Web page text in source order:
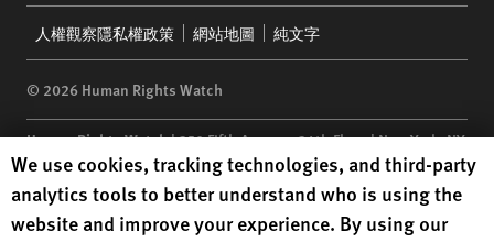
menu
人權觀察隱私權政策 網站地圖 純文字
© 2026 Human Rights Watch
Human Rights Watch| 350 Fifth Avenue, 34th Floor | New York,NY
10118-3299USA|t 1.212.290.4700
Human Rights Watchis a 501(C)(3) nonprofit registered in the US
under EIN: 13-2875808
Human Rights Watch cookie preferences
We use cookies, tracking technologies, and third-party
analytics tools to better understand who is using the
website and improve your experience. By using our